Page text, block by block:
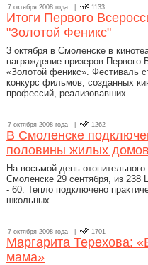
7 октября 2008 года | 1133
Итоги Первого
"Золотой Феникс"
3 октября в Смоленске в
награждение призеров Первого
«Золотой феникс». Фестиваль
конкурс фильмов, созданных
профессий, реализовавших...
7 октября 2008 года | 1262
В Смоленске
половины жилых домов
На восьмой день
Смоленске 29 сентября, из 238
- 60. Тепло подключено
школьных...
7 октября 2008 года | 1701
Маргарита Терехова:
мама»